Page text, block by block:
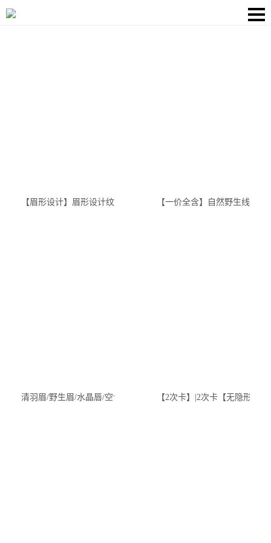
【眉形设计】眉形设计纹眉纹唇美瞳线发际线半永久
【一价全含】自然野生线眉/
清羽眉/野生眉/水晶唇/空气眉/小鹿美瞳/5选1【2次卡】|2次卡【无隐形消